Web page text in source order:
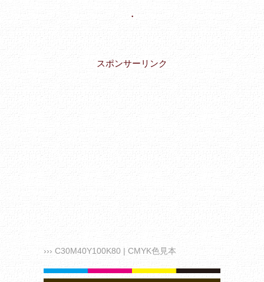
・
スポンサーリンク
››› C30M40Y100K80 | CMYK色見本